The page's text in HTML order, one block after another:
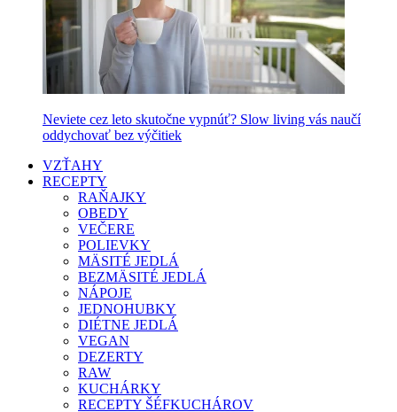
Neviete cez leto skutočne vypnúť? Slow living vás naučí
oddychovať bez výčitiek
VZŤAHY
RECEPTY
RAŇAJKY
OBEDY
VEČERE
POLIEVKY
MÄSITÉ JEDLÁ
BEZMÄSITÉ JEDLÁ
NÁPOJE
JEDNOHUBKY
DIÉTNE JEDLÁ
VEGAN
DEZERTY
RAW
KUCHÁRKY
RECEPTY ŠÉFKUCHÁROV